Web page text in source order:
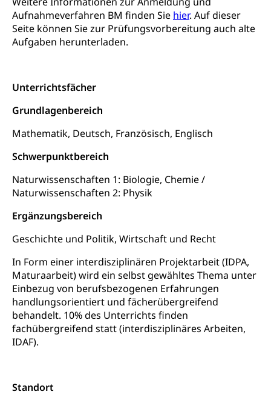
Aufnahmeverfahren BM finden Sie hier. Auf dieser
Seite können Sie zur Prüfungsvorbereitung auch alte
Aufgaben herunterladen.
Unterrichtsfächer
Grundlagenbereich
Mathematik, Deutsch, Französisch, Englisch
Schwerpunktbereich
Naturwissenschaften 1: Biologie, Chemie /
Naturwissenschaften 2: Physik
Ergänzungsbereich
Geschichte und Politik, Wirtschaft und Recht
In Form einer interdisziplinären Projektarbeit (IDPA,
Maturaarbeit) wird ein selbst gewähltes Thema unter
Einbezug von berufsbezogenen Erfahrungen
handlungsorientiert und fächerübergreifend
behandelt. 10% des Unterrichts finden
fachübergreifend statt (interdisziplinäres Arbeiten,
IDAF).
Standort